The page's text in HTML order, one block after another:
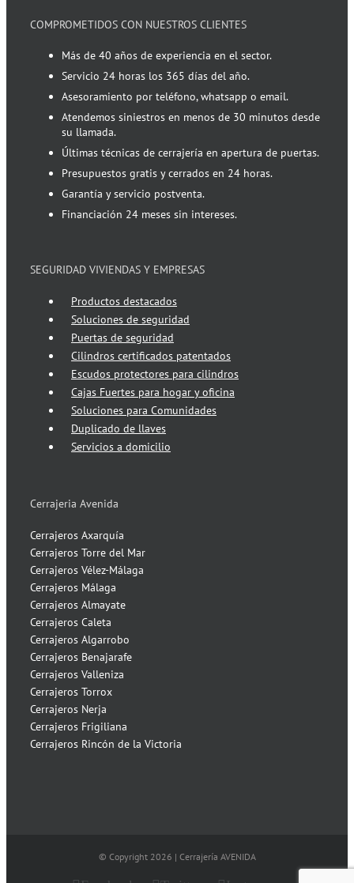
COMPROMETIDOS CON NUESTROS CLIENTES
Más de 40 años de experiencia en el sector.
Servicio 24 horas los 365 días del año.
Asesoramiento por teléfono, whatsapp o email.
Atendemos siniestros en menos de 30 minutos desde
su llamada.
Últimas técnicas de cerrajería en apertura de puertas.
Presupuestos gratis y cerrados en 24 horas.
Garantía y servicio postventa.
Financiación 24 meses sin intereses.
SEGURIDAD VIVIENDAS Y EMPRESAS
Productos destacados
Soluciones de seguridad
Puertas de seguridad
Cilindros certificados patentados
Escudos protectores para cilindros
Cajas Fuertes para hogar y oficina
Soluciones para Comunidades
Duplicado de llaves
Servicios a domicilio
Cerrajeria Avenida
Cerrajeros Axarquía
Cerrajeros Torre del Mar
Cerrajeros Vélez-Málaga
Cerrajeros Málaga
Cerrajeros Almayate
Cerrajeros Caleta
Cerrajeros Algarrobo
Cerrajeros Benajarafe
Cerrajeros Valleniza
Cerrajeros Torrox
Cerrajeros Nerja
Cerrajeros Frigiliana
Cerrajeros Rincón de la Victoria
© Copyright 2026 | Cerrajería AVENIDA